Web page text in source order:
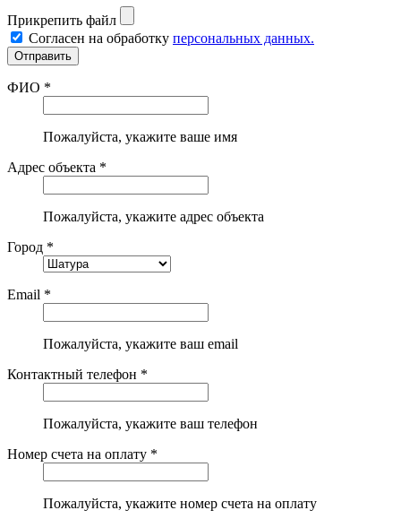
Прикрепить файл
Согласен на обработку персональных данных.
ФИО *
Пожалуйста, укажите ваше имя
Адрес объекта *
Пожалуйста, укажите адрес объекта
Город *
Email *
Пожалуйста, укажите ваш email
Контактный телефон *
Пожалуйста, укажите ваш телефон
Номер счета на оплату *
Пожалуйста, укажите номер счета на оплату